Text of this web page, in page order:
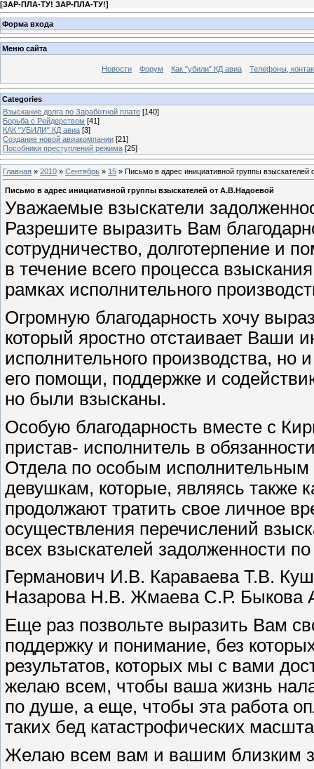
[ЗАР-ПЛА-ТУ! ЗАР-ПЛА-ТУ!]
Форма входа
Меню сайта
Новости Форум Как "убили" КД авиа Телефоны,
Categories
Взыскание долга по Заработной плате [140]
Борьба с Рейдерством [41]
КАК "УБИЛИ" КД авиа [3]
Создание новой авиакомпании [21]
Пособники преступлений режима [25]
Главная » 2010 » Сентябрь » 15 » Письмо в адрес инициативной группы взыскателей
Письмо в адрес инициативной группы взыскателей от А.В.Надоевой
Уважаемые взыскатели
Разрешите выразить Вам
сотрудничество, долготерпение и
в течение всего процесса
рамках исполнительного
Огромную благодарность хочу
который яростно отстаивает Ваши
исполнительного производства, но
его помощи, поддержке и
но были взысканы.
Особую благодарность вместе с
пристав- исполнитель в
Отдела по особым
девушкам, которые, являясь также
продолжают тратить свое личное
осуществления перечислений
всех взыскателей задолженности
Германович И.В. Караваева Т.В.
Назарова Н.В. Жмаева С.Р. Быкова
Еще раз позвольте выразить Вам
поддержку и понимание, без
результатов, которых мы с вами
желаю всем, чтобы ваша жизнь
по душе, а еще, чтобы эта работа
таких бед катастрофических
Желаю всем вам и вашим близким